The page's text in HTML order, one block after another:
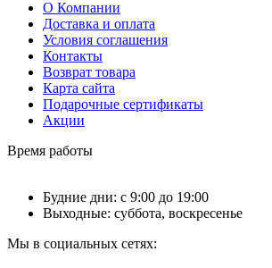
О Компании
Доставка и оплата
Условия соглашения
Контакты
Возврат товара
Карта сайта
Подарочные сертификаты
Акции
Время работы
Будние дни: с 9:00 до 19:00
Выходные: суббота, воскресенье
Мы в социальных сетях: